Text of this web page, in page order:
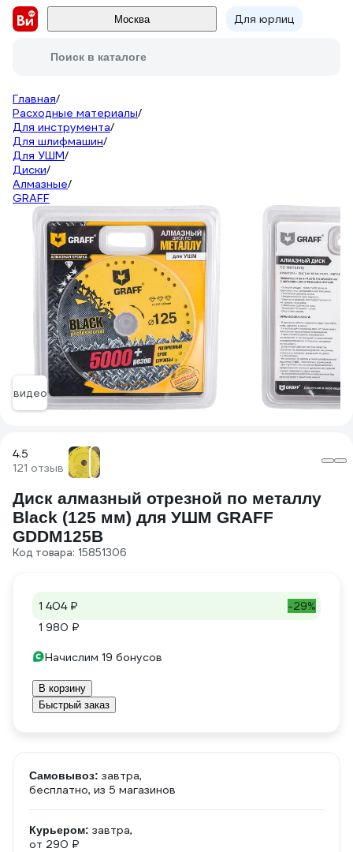
Москва Для юрлиц
Поиск в каталоге
Главная/
Расходные материалы/
Для инструмента/
Для шлифмашин/
Для УШМ/
Диски/
Алмазные/
GRAFF
видео
4.5
121 отзыв
Диск алмазный отрезной по металлу
Black (125 мм) для УШМ GRAFF
GDDM125B
Код товара: 15851306
1 404 ₽
-29%
1 980 ₽
Начислим 19 бонусов
В корзину
Быстрый заказ
Самовывоз: завтра,
бесплатно, из 5 магазинов
Курьером: завтра,
от 290 ₽